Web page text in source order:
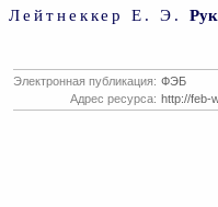
Лейтнеккер Е. Э.
Электронная публикация: ФЭБ
Адрес ресурса: http://feb-